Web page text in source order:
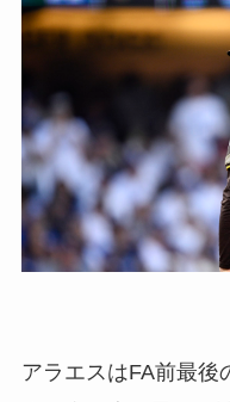
アラエスはFA前最後